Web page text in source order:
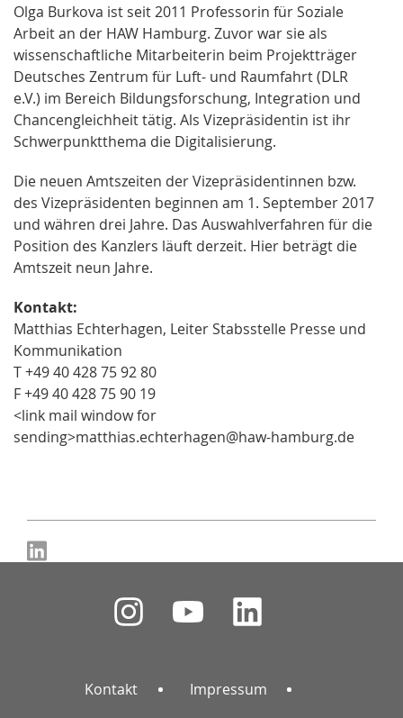
Olga Burkova ist seit 2011 Professorin für Soziale
Arbeit an der HAW Hamburg. Zuvor war sie als
wissenschaftliche Mitarbeiterin beim Projektträger
Deutsches Zentrum für Luft- und Raumfahrt (DLR
e.V.) im Bereich Bildungsforschung, Integration und
Chancengleichheit tätig. Als Vizepräsidentin ist ihr
Schwerpunktthema die Digitalisierung.
Die neuen Amtszeiten der Vizepräsidentinnen bzw.
des Vizepräsidenten beginnen am 1. September 2017
und währen drei Jahre. Das Auswahlverfahren für die
Position des Kanzlers läuft derzeit. Hier beträgt die
Amtszeit neun Jahre.
Kontakt:
Matthias Echterhagen, Leiter Stabsstelle Presse und
Kommunikation
T +49 40 428 75 92 80
F +49 40 428 75 90 19
<link mail window for
sending>matthias.echterhagen@haw-hamburg.de
Kontakt Impressum